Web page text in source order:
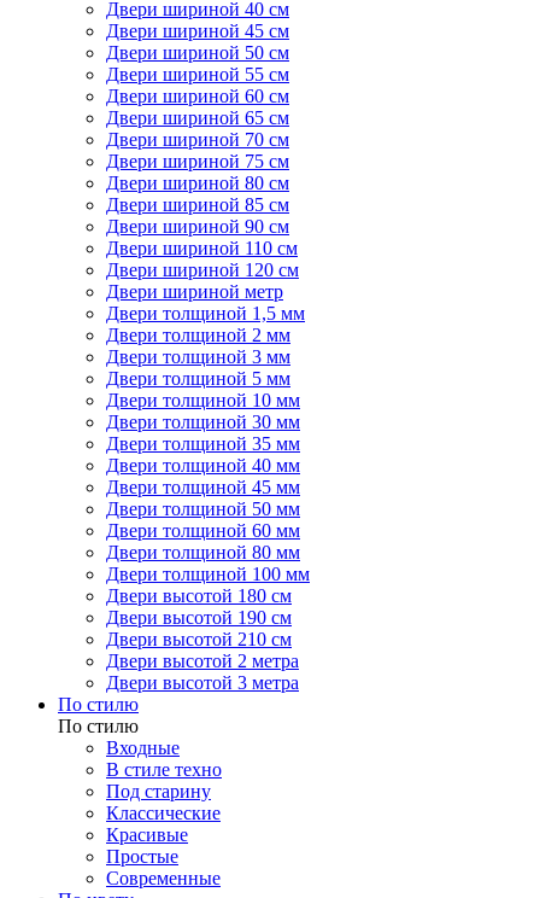
Двери шириной 40 см
Двери шириной 45 см
Двери шириной 50 см
Двери шириной 55 см
Двери шириной 60 см
Двери шириной 65 см
Двери шириной 70 см
Двери шириной 75 см
Двери шириной 80 см
Двери шириной 85 см
Двери шириной 90 см
Двери шириной 110 см
Двери шириной 120 см
Двери шириной метр
Двери толщиной 1,5 мм
Двери толщиной 2 мм
Двери толщиной 3 мм
Двери толщиной 5 мм
Двери толщиной 10 мм
Двери толщиной 30 мм
Двери толщиной 35 мм
Двери толщиной 40 мм
Двери толщиной 45 мм
Двери толщиной 50 мм
Двери толщиной 60 мм
Двери толщиной 80 мм
Двери толщиной 100 мм
Двери высотой 180 см
Двери высотой 190 см
Двери высотой 210 см
Двери высотой 2 метра
Двери высотой 3 метра
По стилю
По стилю
Входные
В стиле техно
Под старину
Классические
Красивые
Простые
Современные